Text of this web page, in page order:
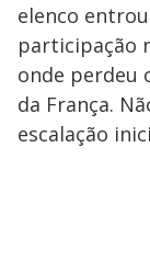
elenco
participação
onde perdeu
da França.
escalação